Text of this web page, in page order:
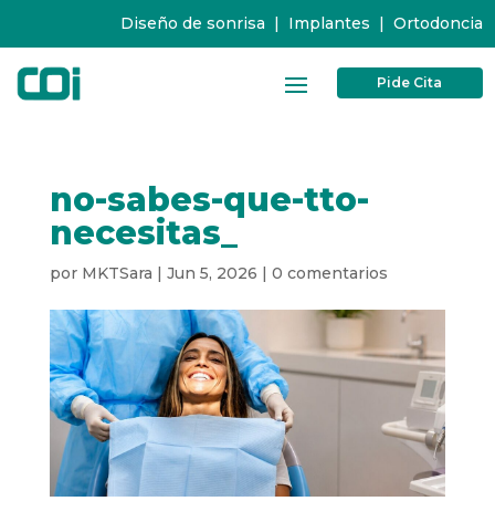
Diseño de sonrisa | Implantes | Ortodoncia
Pide Cita
no-sabes-que-tto-
necesitas_
por MKTSara | Jun 5, 2026 | 0 comentarios